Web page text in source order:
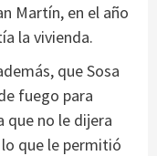
Martín, en el año
la vivienda.
que Sosa
fuego para
que no le dijera
que le permitió